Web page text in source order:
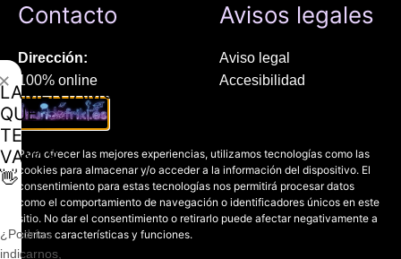
Para ofrecer las mejores experiencias, utilizamos tecnologías como las
cookies para almacenar y/o acceder a la información del dispositivo. El
consentimiento para estas tecnologías nos permitirá procesar datos
como el comportamiento de navegación o identificadores únicos en este
sitio. No dar el consentimiento o retirarlo puede afectar negativamente a
ciertas características y funciones.
Contacto
Dirección:
100% online
Manresa (08241), Barcelona
Chat Whatsapp (solo texto):
+34 689 800 662
Correo:
contacto@mundofriki.es
Avisos legales
Aviso legal
Accesibilidad
Política de privacidad
LAMENTAMOS
QUE
TE
VAYAS
👋
¿Podrías
indicarnos,